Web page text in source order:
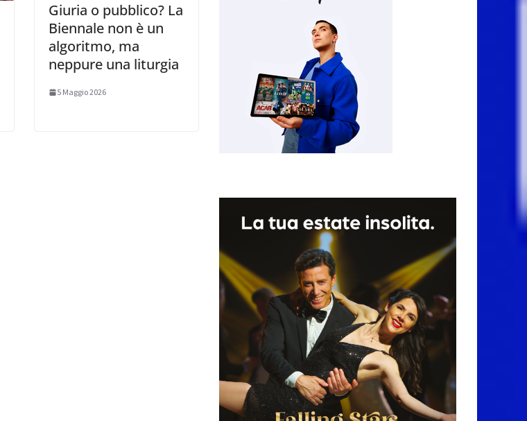
Giuria o pubblico? La
Biennale non è un
algoritmo, ma
neppure una liturgia
5 Maggio 2026